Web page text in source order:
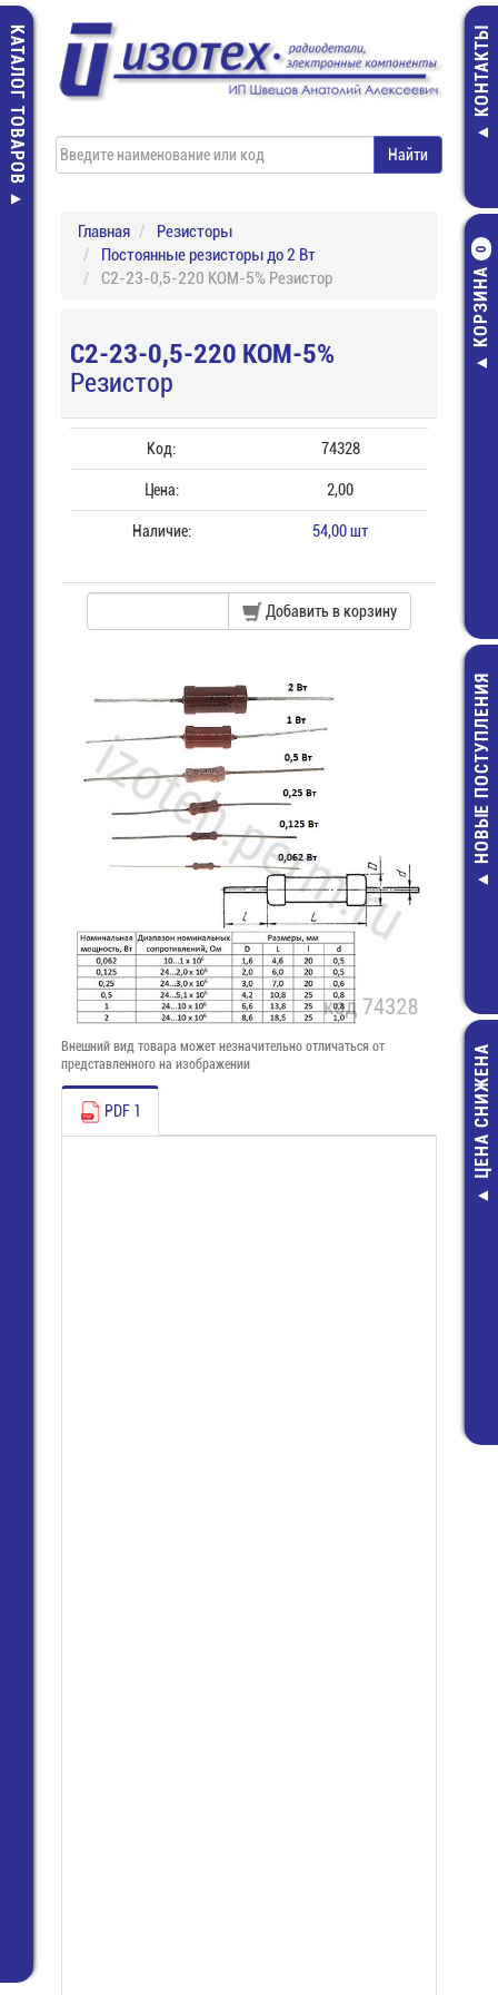
КАТАЛОГ ТОВАРОВ КОНТАКТЫ
КОРЗИНА
0
Дроссель
10 мкГн -
НОВЫЕ ПОСТУПЛЕНИЯ
ЦЕНА СНИЖЕНА
Главная
Резисторы
Постоянные резисторы до 2 Вт
С2-23-0,5-220 КОМ-5% Резистор
С2-23-0,5-220 КОМ-5%
Резистор
Код: 74328
Цена: 2,00
Наличие: 54,00 шт
Добавить в корзину
Внешний вид товара может незначительно отличаться от
представленного на изображении
PDF 1